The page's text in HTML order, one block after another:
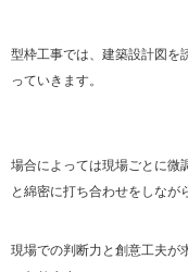
型枠工事では、建築設計図を
っていきます。
場合によっては現場ごとに微
と綿密に打ち合わせをしなが
現場での判断力と創意工夫が